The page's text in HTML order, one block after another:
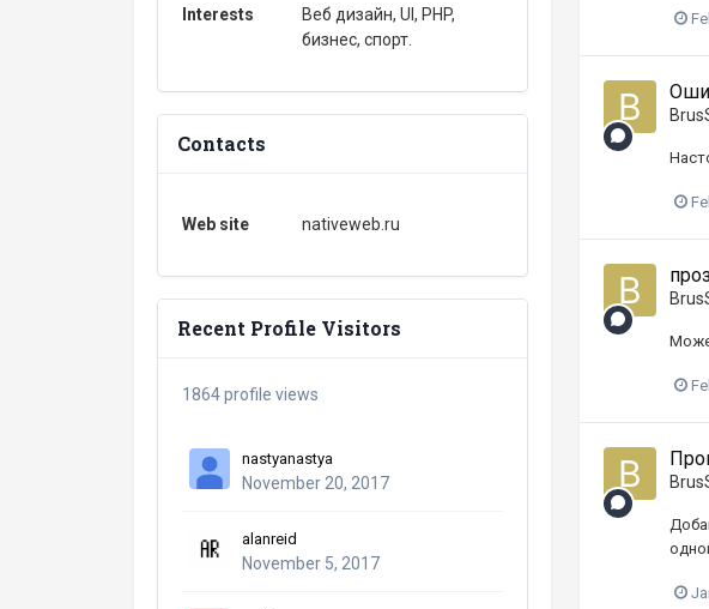
Interests
Веб дизайн, UI, PHP,
бизнес, спорт.
Contacts
Web site nativeweb.ru
Recent Profile Visitors
1864 profile views
nastyanastya
November 20, 2017
alanreid
November 5, 2017